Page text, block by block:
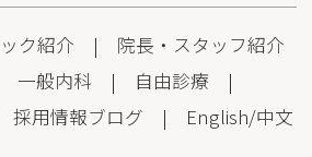
ク紹介 | 院長・スタッフ紹介
一般内科 | 自由診療 |
採用情報ブログ | English/中文